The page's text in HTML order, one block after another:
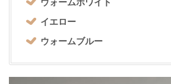
ウォームホワイト
イエロー
ウォームブルー